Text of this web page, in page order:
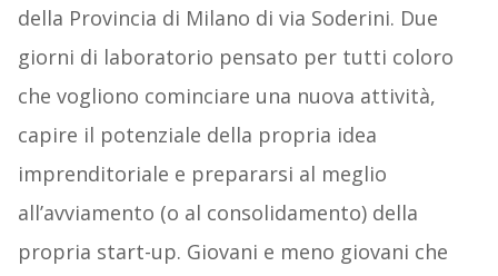
della Provincia di Milano di via Soderini. Due
giorni di laboratorio pensato per tutti coloro
che vogliono cominciare una nuova attività,
capire il potenziale della propria idea
imprenditoriale e prepararsi al meglio
all’avviamento (o al consolidamento) della
propria start-up. Giovani e meno giovani che